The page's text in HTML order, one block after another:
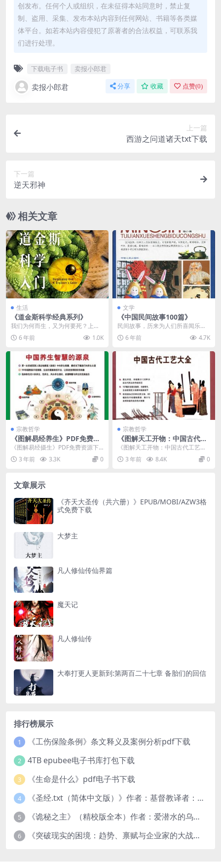
创发布。任何个人或组织，在未征得本站同意时，禁止复
制、盗用、采集、发布本站内容到任何网站、书籍等各类媒
体平台。如若本站内容侵犯了原著者的合法权益，可联系我
们进行处理。
下载电子书 卖报小郎君
卖报小郎君 分享 收藏 点赞(0)
上一篇
西游之问道诸天txt下载
下一篇
逆天邪神
相关文章
生活
《道金斯科学经典系列》
我们为何而生，又为何要死？上帝
真的存在吗？在进化生物学家、畅
销书作家道金斯看来，...
6 年前 1.0K
文学
《中国民间故事100篇》
民间故事，历来为人们所喜闻乐
见，可谓家喻户晓，耳熟能详。断
桥相会，流传千年；梁祝...
6 年前 4.7K
宗教哲学
《图解易经养生》PDF免费资
源下载
《图解易经摄生》PDF免费资源下
载介绍 内容简介 《图解易经摄
生(2012白...
3 年前 3.3K 0
宗教哲学
《图解天工开物：中国古代工
艺大全》PDF免费下载
《图解天工开物：中国古代工艺大
全》PDF免费下载介绍 内容简介
《...3 年前 8.4K 0
文章展示
《齐天大圣传（共六册）》EPUB/MOBI/AZW3格
式免费下载
大梦主
凡人修仙传仙界篇
魔天记
凡人修仙传
大奉打更人更新到:第两百二十七章 备胎们的回信
排行榜展示
1 《工伤保险条例》条文释义及案例分析pdf下载
2 4TB epubee电子书库打包下载
3 《生命是什么》pdf电子书下载
4 《圣经.txt（简体中文版）》作者：基督教译者：中国基督教协会
5 《诡秘之主》（精校版全本）作者：爱潜水的乌贼txt
6 《突破现实的困境：趋势、禀赋与企业家的大战略》pdf图书下载